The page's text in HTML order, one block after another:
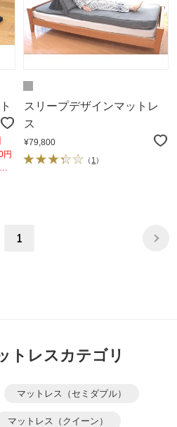
円
スリープデザインマットレ
ス
¥79,800
（ 1 ）
1
トレスカテゴリ
マットレス（セミダブル）
マットレス（クイーン）